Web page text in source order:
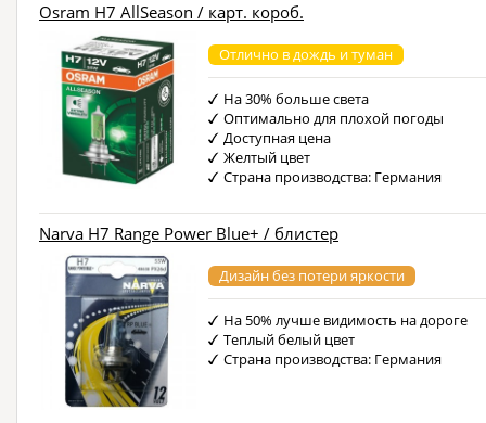
Osram H7 AllSeason / карт. короб.
Отлично в дождь и туман
На 30% больше света
Оптимально для плохой погоды
Доступная цена
Желтый цвет
Страна производства: Германия
Narva H7 Range Power Blue+ / блистер
Дизайн без потери яркости
На 50% лучше видимость на дороге
Теплый белый цвет
Страна производства: Германия